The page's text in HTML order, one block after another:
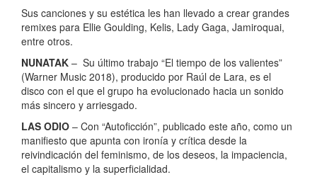
Sus canciones y su estética les han llevado a crear grandes
remixes para Ellie Goulding, Kelis, Lady Gaga, Jamiroquai,
entre otros.
NUNATAK – Su último trabajo “El tiempo de los valientes”
(Warner Music 2018), producido por Raúl de Lara, es el
disco con el que el grupo ha evolucionado hacia un sonido
más sincero y arriesgado.
LAS ODIO – Con “Autoficción”, publicado este año, como un
manifiesto que apunta con ironía y crítica desde la
reivindicación del feminismo, de los deseos, la impaciencia,
el capitalismo y la superficialidad.